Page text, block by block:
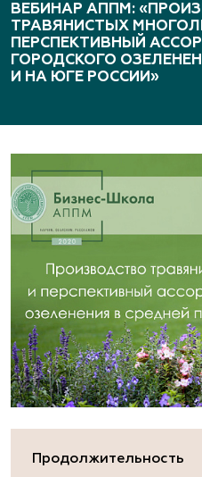
ВЕБИНАР АППМ:
ТРАВЯНИСТЫХ
ПЕРСПЕКТИВНЫЙ
ГОРОДСКОГО
И НА ЮГЕ РОССИИ»
Продолжительность